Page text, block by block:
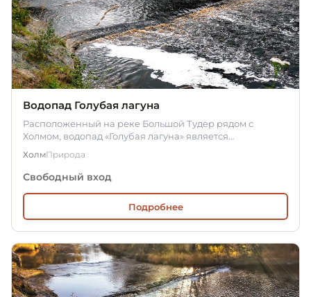
Водопад Голубая лагуна
Расположенный на реке Большой Тудер рядом с
Холмом, водопад «Голубая лагуна» является
ХолмПрирода
Свободный вход
Подробнее